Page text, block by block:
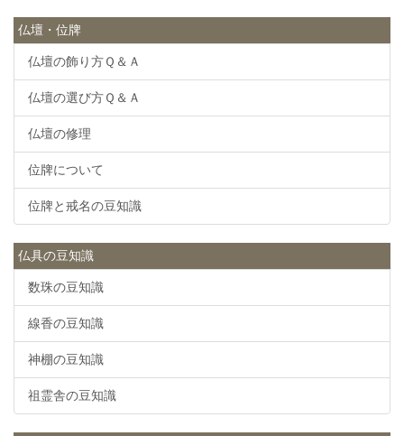
仏壇・位牌
仏壇の飾り方Ｑ＆Ａ
仏壇の選び方Ｑ＆Ａ
仏壇の修理
位牌について
位牌と戒名の豆知識
仏具の豆知識
数珠の豆知識
線香の豆知識
神棚の豆知識
祖霊舎の豆知識